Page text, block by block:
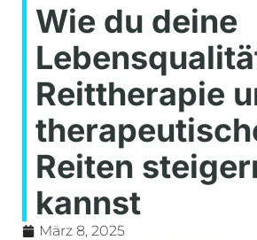
Wie du deine
Reittherapie
Reiten
kannst
März 8, 2025